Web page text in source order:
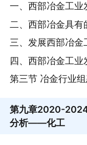
一、西部冶金工业
二、西部冶金具有
三、发展西部冶金
四、西部冶金工业
第三节 冶金行业
第九章2020-2024
分析——化工